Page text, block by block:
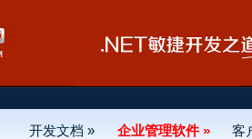
开发文档 » 企业管理软件 »
客